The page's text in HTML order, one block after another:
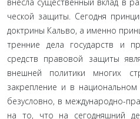
ческой защиты. Сегодня
доктрины Кальво, а именно
тренние дела государств и
средств правовой защиты
внешней политики многих
закрепление и в
безусловно, в между­народно-
на то, что на сегодняш­ний